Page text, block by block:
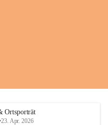
Ortsporträt
23. Apr. 2026